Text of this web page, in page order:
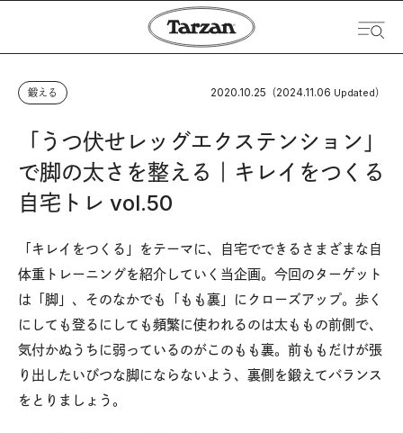
鍛える 2020.10.25 （2024.11.06 Updated）
「うつ伏せレッグエクステンション」
で脚の太さを整える｜キレイをつくる
自宅トレ vol.50
「キレイをつくる」をテーマに、自宅でできるさまざまな自
体重トレーニングを紹介していく当企画。今回のターゲット
は「脚」、そのなかでも「もも裏」にクローズアップ。歩く
にしても登るにしても頻繁に使われるのは太ももの前側で、
気付かぬうちに弱っているのがこのもも裏。前ももだけが張
り出したいびつな脚にならないよう、裏側を鍛えてバランス
をとりましょう。